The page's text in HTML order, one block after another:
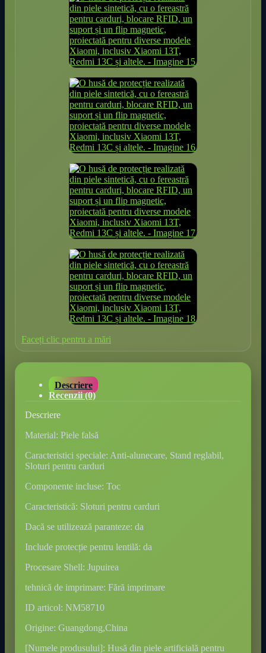
Faceți clic pentru a mări
Descriere
Recenzii (0)
Descriere
Material: Piele falsă
Caracteristici speciale: Anti-alunecare, Stand reglabil,
Sloturi pentru carduri
Componente incluse: Toc
Caracteristică: Sloturi pentru carduri
Dacă se utilizează paranteze: da
Include protecție pentru lentilă: da
Procesare Shell: Jupuirea
tehnică de imprimare: Fără imprimare
ID articol: NM58710
Origine: Guangdong,China
[Numele produsului]: Husă din piele artificială pentru